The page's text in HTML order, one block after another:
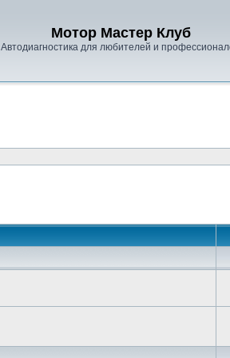
Мотор Мастер Клуб
Автодиагностика для любителей и